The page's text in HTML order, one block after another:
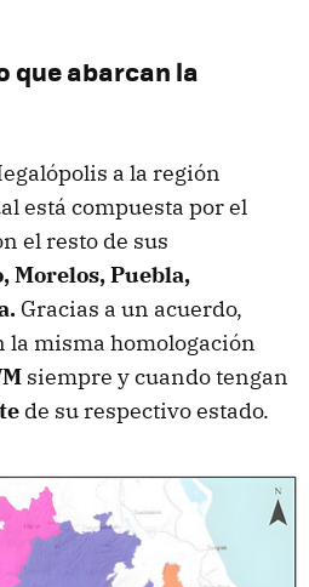
que abarcan la
a la región
está compuesta por el
el resto de sus
Morelos, Puebla,
Gracias a un acuerdo,
la misma homologación
siempre y cuando tengan
de su respectivo estado.